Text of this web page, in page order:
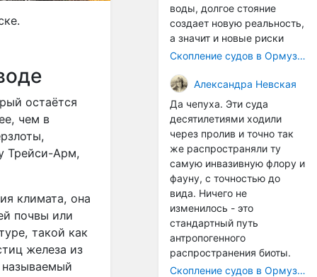
остаётся
чем в
Трейси-Арм,
климата, она
почвы или
такой как
железа из
воды, долгое стояние
создает новую реальность,
а значит и новые риски
Скопление судов в Ормузском проливе грозит катастрофическим распространением инвазивных видов
Александра Невская
Да чепуха. Эти суда
десятилетиями ходили
через пролив и точно так
же распространяли ту
самую инвазивную флору и
фауну, с точностью до
вида. Ничего не
изменилось - это
стандартный путь
антропогенного
распространения биоты.
Скопление судов в Ормузском проливе грозит катастрофическим распространением инвазивных видов